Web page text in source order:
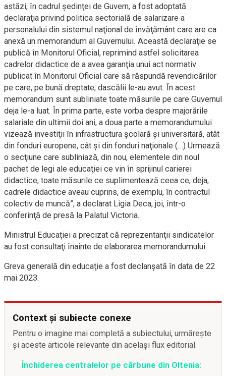
astăzi, în cadrul şedinţei de Guvern, a fost adoptată
declaraţia privind politica sectorială de salarizare a
personalului din sistemul naţional de învăţământ care are ca
anexă un memorandum al Guvernului. Această declaraţie se
publică în Monitorul Oficial, reprimind astfel solicitarea
cadrelor didactice de a avea garanţia unui act normativ
publicat în Monitorul Oficial care să răspundă revendicărilor
pe care, pe bună dreptate, dascălii le-au avut. În acest
memorandum sunt subliniate toate măsurile pe care Guvernul
deja le-a luat. În prima parte, este vorba despre majorările
salariale din ultimii doi ani, a doua parte a memorandumului
vizează investiţii în infrastructura şcolară şi universitară, atât
din fonduri europene, cât şi din fonduri naţionale (…) Urmează
o secţiune care subliniază, din nou, elementele din noul
pachet de legi ale educaţiei ce vin în sprijinul carierei
didactice, toate măsurile ce suplimentează ceea ce, deja,
cadrele didactice aveau cuprins, de exemplu, în contractul
colectiv de muncă”, a declarat Ligia Deca, joi, într-o
conferinţă de presă la Palatul Victoria.
Ministrul Educaţiei a precizat că reprezentanţii sindicatelor
au fost consultaţi înainte de elaborarea memorandumului.
Greva generală din educaţie a fost declanşată în data de 22
mai 2023.
Context și subiecte conexe
Pentru o imagine mai completă a subiectului, urmărește
și aceste articole relevante din același flux editorial.
Închiderea centralelor pe cărbune din Oltenia: